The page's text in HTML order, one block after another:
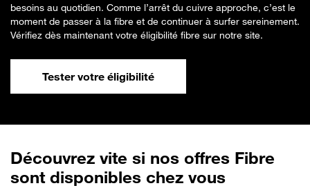
besoins au quotidien. Comme l’arrêt du cuivre approche, c’est le
moment de passer à la fibre et de continuer à surfer sereinement.
Vérifiez dès maintenant votre éligibilité fibre sur notre site.
Tester votre éligibilité
Découvrez vite si nos offres Fibre
sont disponibles chez vous